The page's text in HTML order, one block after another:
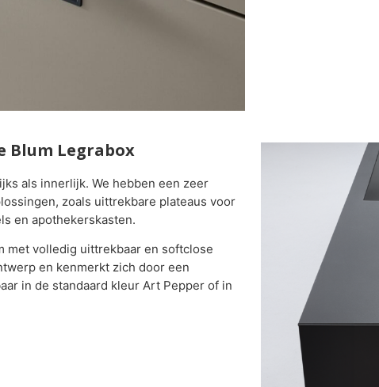
Blum Legrabox
als innerlijk. We hebben een zeer
zoals uittrekbare plateaus voor
en apothekerskasten.
met volledig uittrekbaar en softclose
en kenmerkt zich door een
in de standaard kleur Art Pepper of in